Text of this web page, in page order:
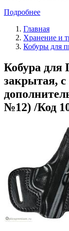
Подробнее
Главная
Хранение и
Кобуры для
Кобура для
закрытая,
№12) /Код